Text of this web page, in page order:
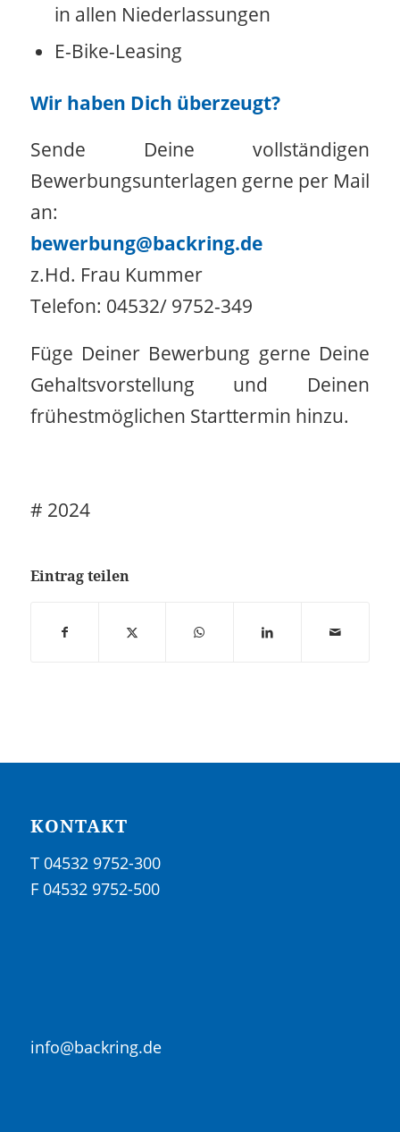
in allen Niederlassungen
E-Bike-Leasing
Wir haben Dich überzeugt?
Sende Deine vollständigen
Bewerbungsunterlagen gerne per Mail
an:
bewerbung@backring.de
z.Hd. Frau Kummer
Telefon: 04532/ 9752-349
Füge Deiner Bewerbung gerne Deine
Gehaltsvorstellung und Deinen
frühestmöglichen Starttermin hinzu.
# 2024
Eintrag teilen
KONTAKT
T 04532 9752-300
F 04532 9752-500
info@backring.de